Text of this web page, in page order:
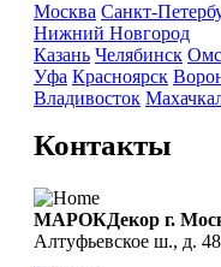
Москва Санкт-
Нижний Новгород
Казань Челябинск
Уфа Красноярск
Владивосток
Контакты
МАРОКДекор г.
Алтуфьевское ш., д.